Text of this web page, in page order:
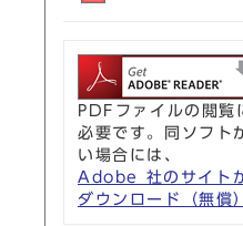
PDFファイルの閲
必要です。同ソフト
い場合には、
Adobe 社のサイト
ダウンロード（無償